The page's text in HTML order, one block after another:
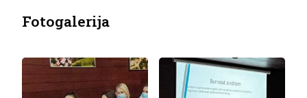
Fotogalerija